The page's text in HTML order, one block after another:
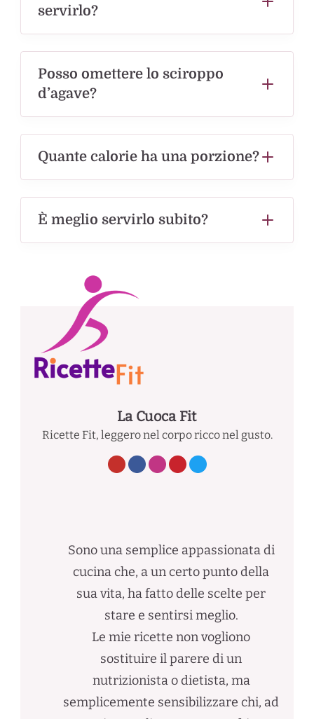
servirlo?
Posso omettere lo sciroppo
d’agave?
Quante calorie ha una porzione?
È meglio servirlo subito?
La Cuoca Fit
Ricette Fit, leggero nel corpo ricco nel gusto.
Sono una semplice appassionata di
cucina che, a un certo punto della
sua vita, ha fatto delle scelte per
stare e sentirsi meglio.
Le mie ricette non vogliono
sostituire il parere di un
nutrizionista o dietista, ma
semplicemente sensibilizzare chi, ad